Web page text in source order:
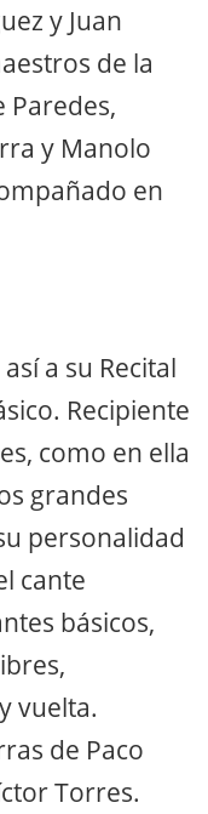
y Juan
de la
Paredes,
y Manolo
en
a su Recital
Recipiente
como en ella
grandes
personalidad
cante
básicos,
vuelta.
de Paco
Torres.